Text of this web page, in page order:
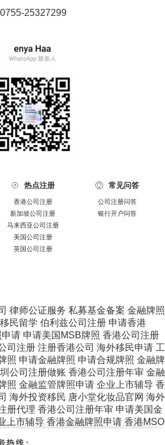
0755-25327299
 热点注册
香港公司注册
新加坡公司注册
马来西亚公司注册
美国公司注册
英国公司注册
 常见问答
公司注册问答
银行开户问答
律师公证服务 私募基金备案 金融牌照
民留学 伯利兹公司注册 申请香港
请 申请美国MSB牌照 香港公司注册
司注册 注册香港公司 海外移民申请 工
照 申请金融牌照 申请合规牌照 金融牌
公司注册做账 香港公司注册年审 金融
照 金融监管牌照申请 企业上市辅导 香
海外投资移民 唐小堂化妆品官网 海外
册代理 香港公司注册年审 申请美国金
上市辅导 香港金融牌照申请 香港MSO